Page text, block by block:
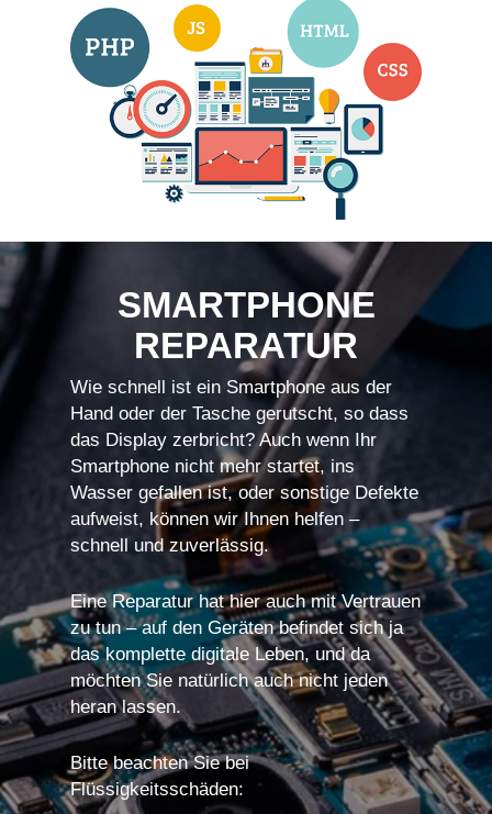
SMARTPHONE
REPARATUR
Wie schnell ist ein Smartphone aus der
Hand oder der Tasche gerutscht, so dass
das Display zerbricht? Auch wenn Ihr
Smartphone nicht mehr startet, ins
Wasser gefallen ist, oder sonstige Defekte
aufweist, können wir Ihnen helfen –
schnell und zuverlässig.
Eine Reparatur hat hier auch mit Vertrauen
zu tun – auf den Geräten befindet sich ja
das komplette digitale Leben, und da
möchten Sie natürlich auch nicht jeden
heran lassen.
Bitte beachten Sie bei
Flüssigkeitsschäden: